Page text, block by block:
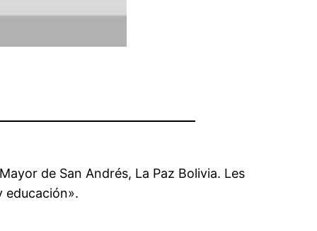
de San Andrés, La Paz Bolivia. Les
educación».